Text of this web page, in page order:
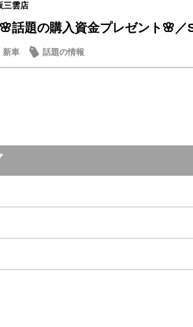
三雲店
話題の購入資金プレゼント🌸／
新車 話題の情報